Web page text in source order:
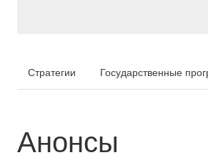
Стратегии Государственные
Анонсы